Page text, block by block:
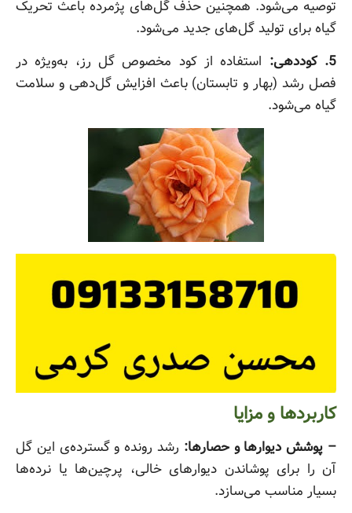
توصیه می‌شود. همچنین حذف گل‌های پژمرده باعث تحریک
گیاه برای تولید گل‌های جدید می‌شود.
5. کوددهی:
استفاده از کود مخصوص گل رز، به‌ویژه در
فصل رشد (بهار و تابستان) باعث افزایش گل‌دهی و سلامت
گیاه می‌شود.
کاربردها و مزایا
– پوشش دیوارها و حصارها: رشد رونده و گسترده‌ی این گل
آن را برای پوشاندن دیوارهای خالی، پرچین‌ها یا نرده‌ها
بسیار مناسب می‌سازد.